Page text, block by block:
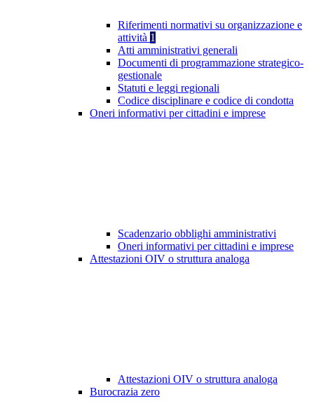
Riferimenti normativi su organizzazione e
attività 1
Atti amministrativi generali
Documenti di programmazione strategico-
gestionale
Statuti e leggi regionali
Codice disciplinare e codice di condotta
Oneri informativi per cittadini e imprese
Scadenzario obblighi amministrativi
Oneri informativi per cittadini e imprese
Attestazioni OIV o struttura analoga
Attestazioni OIV o struttura analoga
Burocrazia zero